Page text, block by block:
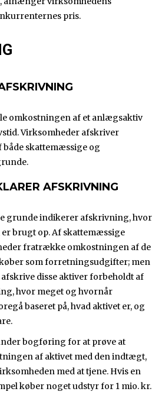
pris.
omkostningen af et anlægsaktiv
Virksomheder afskriver
skattemæssige og
AFSKRIVNING
grunde indikerer afskrivning, hvor
brugt op. Af skattemæssige
fratrække omkostningen af de
som forretningsudgifter; men
disse aktiver forbeholdt af
hvor meget og hvornår
baseret på, hvad aktivet er, og
bogføring for at prøve at
af aktivet med den indtægt,
med at tjene. Hvis en
køber noget udstyr for 1 mio. kr.